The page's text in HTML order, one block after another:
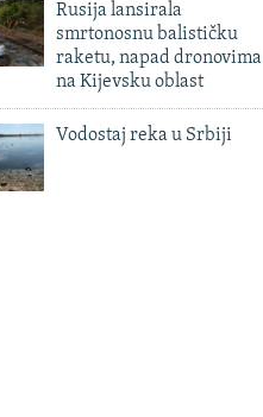
Rusija lansirala
smrtonosnu balističku
raketu, napad dronovima
na Kijevsku oblast
Vodostaj reka u Srbiji